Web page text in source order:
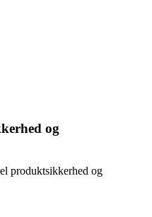
og
produktsikkerhed og